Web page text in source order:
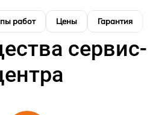
работ Цены Гарантия
сервис-